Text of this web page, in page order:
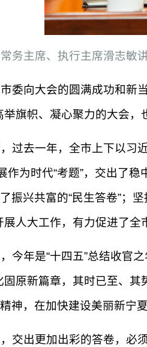
务主席、执行主席滑志敏
委向大会的圆满成功和新
举旗帜、凝心聚力的大会，
过去一年，全市上下以习
作为时代“考题”，交出了
振兴共富的“民生答卷”；
人大工作，有力促进了全
今年是“十四五”总结收官
原新篇章，其时已至、其
精神，在加快建设美丽新宁
交出更加出彩的答卷，必